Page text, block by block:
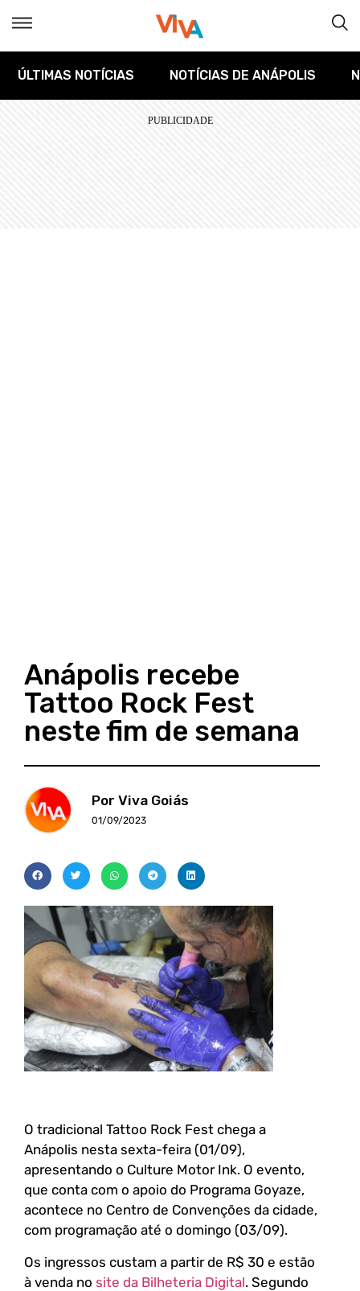
ÚLTIMAS NOTÍCIAS NOTÍCIAS DE ANÁPOLIS
Anápolis recebe
Tattoo Rock Fest
neste fim de semana
Por Viva Goiás
01/09/2023
O tradicional Tattoo Rock Fest chega a
Anápolis nesta sexta-feira (01/09),
apresentando o Culture Motor Ink. O evento,
que conta com o apoio do Programa Goyaze,
acontece no Centro de Convenções da cidade,
com programação até o domingo (03/09).
Os ingressos custam a partir de R$ 30 e estão
à venda no site da Bilheteria Digital. Segundo